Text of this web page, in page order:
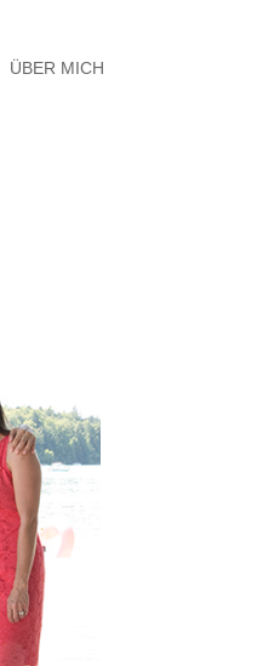
ÜBER MICH